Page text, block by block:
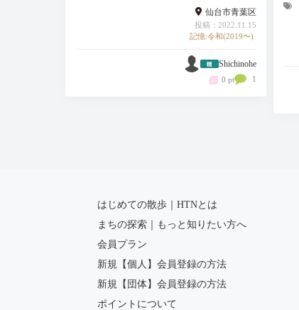
仙台市青葉区
投稿：2022.11.15
記憶:令和(2019〜)
Shichinohe
0 pt 1
はじめての散歩｜HTNとは
まちの探索｜もっと知りたい方へ
会員プラン
新規【個人】会員登録の方法
新規【団体】会員登録の方法
ポイントについて